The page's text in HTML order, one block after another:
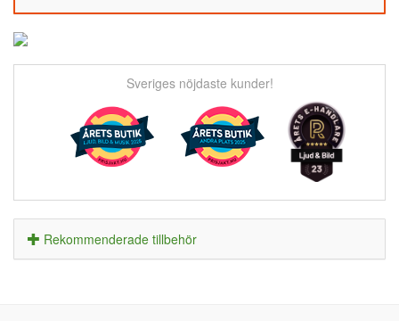
Sveriges nöjdaste kunder!
Rekommenderade tillbehör